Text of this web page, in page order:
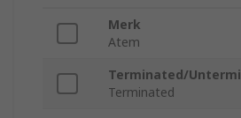
Merk
Atem
Terminated/
Terminated